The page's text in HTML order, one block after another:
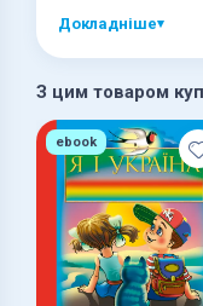
нерівностей,
учнів. Посібник
тематичних і
(комбінованих
повторити,
прогалини в
допоможе
та додаткових
самостійної
Докладніше▾
З цим товаром
ebook